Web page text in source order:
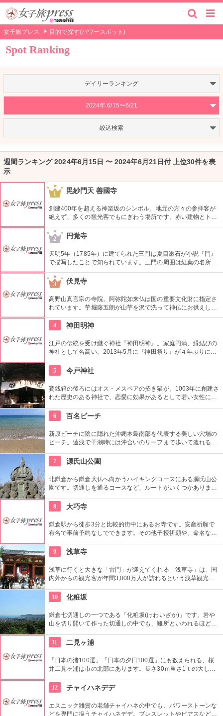
女子旅プレス 目的で探す(パワースポット)
Spot Ranking
デイリーランキング
2024年 6/15〜6/21
絞込検索
週間ランキング 2024年6月15日 〜 2024年6月21日付 上位30件を表
示
1 毘紗門天 善國寺
創建400年を超える神楽坂のシンボル。地元の方々の参拝客が
絶えず、多くの観光客でもにぎわう場所です。赤い建物とトラ
の狛犬は、神楽坂を散策するとすぐわかるでしょう。飯田橋か
ら坂を上るようにして行くと、さらに見ごたえあり。
2 円覚寺
天明5年（1785年）に建てられた三門は夏目漱石が小説『門』
で描写したことで知られています。三門の周囲は紅葉の名所と
しても知られ、11月下旬から12月上旬にかけては、鎌倉屈指の
見事なカエデの紅葉が見られます。
3 伏見寺
高野山真言宗の寺院。阿弥陀如来仏は国の重要文化財に指定さ
れています。芋堀藤五朗が山芋を沢で洗って神仏にお供えして
いたところ、沢で金が見つかったのが地名の由来とも言われて
いるようです。
4 神田明神
江戸の伝統を受け継ぐ神社『神田明神』。家庭円満、縁結びの
神社として名高い。2013年5月に『神田祭り』が４年ぶりに復
5
今戸神社
賽銭箱の後ろにはオス・メスペアの招き猫が。1063年に創建さ
れた歴史のある神社で、恋愛に効果があるとして若い女性に人
購入してみては？
6 百名ビーチ
新原ビーチに陰に隠れた沖縄本島南部を代表する美しい穴場の
ビーチ。遠浅で干潮時には沖合いのリーフまで歩いて渡れるほ
ている場所でもある、パワースポット。
7 源氏山公園
北鎌倉から鎌倉大仏へ向かうハイキングコースにある源氏山公
園です。切通しを通るコースなど、ルートがいくつかありま
い道を登る場合も。公園中央の頼朝像がシンボルです。
8 大巧寺
鎌倉駅から徒歩3分と比較的街中にあるお寺です。安産祈願で
有名で事前予約なしでできます。その他子授祈願や、命名など
9
浅草寺
浅草に行くと大きな「雷門」が迎えてくれる「浅草寺」は、国
内外からの観光客が年間3,000万人が訪れるという浅草観光一
都内最古の名刹です。
10 化粧坂
鎌倉七切通しの一つである「化粧坂(けわいざか)」です。岩や
山を切り開いて作った切通しの中でも、難所といわれるほど化
で、ヒールやブーツは厳禁です！頂上の源氏山公園にシートを
ひいてお弁当を食べるのもお勧めです。
11 二見ヶ浦
「日本の渚100選」「日本の夕日100選」にも数えられる、桜
井二見ヶ浦は市の北部にあります。長さ30ｍ重さ1ｔの大しめ
す。ぜひ、夫婦、カップルで訪れてほしい場所です。
12 チャイハネデデ
エスニック雑貨の老舗チャイハネの中でも、パワーストーンな
どを専門に扱うチャイハネデデ。ブレスレットやピアスなども